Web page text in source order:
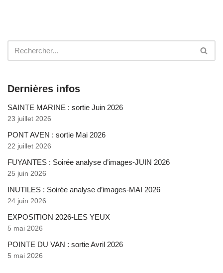
Dernières infos
SAINTE MARINE : sortie Juin 2026
23 juillet 2026
PONT AVEN : sortie Mai 2026
22 juillet 2026
FUYANTES : Soirée analyse d’images-JUIN 2026
25 juin 2026
INUTILES : Soirée analyse d’images-MAI 2026
24 juin 2026
EXPOSITION 2026-LES YEUX
5 mai 2026
POINTE DU VAN : sortie Avril 2026
5 mai 2026